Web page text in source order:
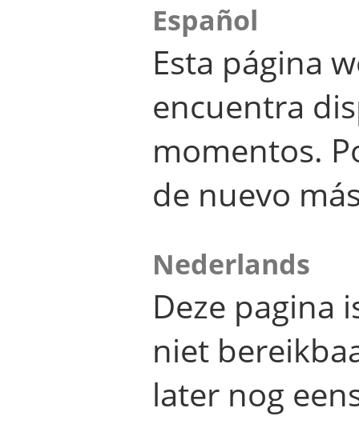
Español
Esta página
encuentra
momentos.
de nuevo
Nederlands
Deze pagina
niet
later nog